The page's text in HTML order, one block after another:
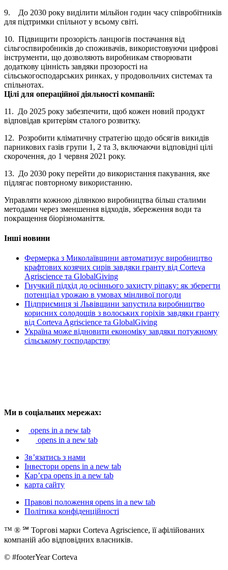
9. До 2030 року виділити мільйон годин часу співробітників
для підтримки спільнот у всьому світі.
10. Підвищити прозорість ланцюгів постачання від
сільгоспвиробників до споживачів, використовуючи цифрові
інструменти, що дозволяють виробникам створювати
додаткову цінність завдяки прозорості на
сільськогосподарських ринках, у продовольчих системах та
спільнотах.
Цілі для операційної діяльності компанії:
11. До 2025 року забезпечити, щоб кожен новий продукт
відповідав критеріям сталого розвитку.
12. Розробити кліматичну стратегію щодо обсягів викидів
парникових газів групи 1, 2 та 3, включаючи відповідні цілі
скорочення, до 1 червня 2021 року.
13. До 2030 року перейти до використання пакування, яке
підлягає повторному використанню.
Управляти кожною ділянкою виробництва більш сталими
методами через зменшення відходів, збереження води та
покращення біорізноманіття.
Інші новини
Фермерка з Миколаївщини автоматизує виробництво
крафтових козячих сирів завдяки гранту від Corteva
Agriscience та GlobalGiving
Гнучкий підхід до осіннього захисту ріпаку: як зберегти
потенціал урожаю в умовах мінливої погоди
Підприємиця зі Львівщини запустила виробництво
корисних солодощів з волоських горіхів завдяки гранту
від Corteva Agriscience та GlobalGiving
Україна може відновити економіку завдяки потужному
сільському господарству
Ми в соціальних мережах:
opens in a new tab
opens in a new tab
Зв’язатись з нами
Інвестори opens in a new tab
Кар’єра opens in a new tab
карта сайту
Правові положення opens in a new tab
Політика конфіденційності
™ ® ℠ Торгові марки Corteva Agriscience, її афілійованих
компаній або відповідних власників.
© #footerYear Corteva